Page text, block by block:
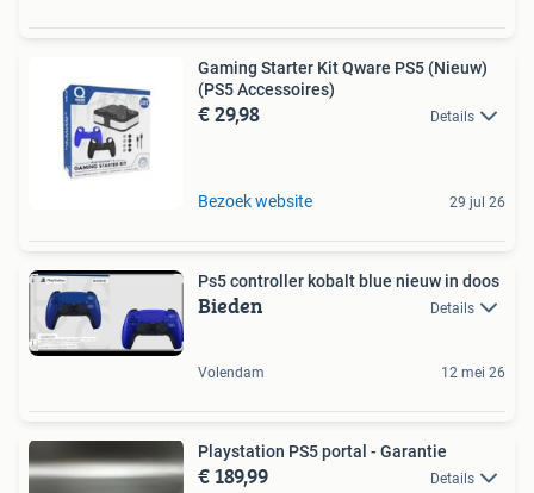
Gaming Starter Kit Qware PS5 (Nieuw)
(PS5 Accessoires)
€ 29,98 Details
Bezoek website 29 jul 26
Ps5 controller kobalt blue nieuw in doos
Bieden Details
Volendam 12 mei 26
Playstation PS5 portal - Garantie
€ 189,99 Details